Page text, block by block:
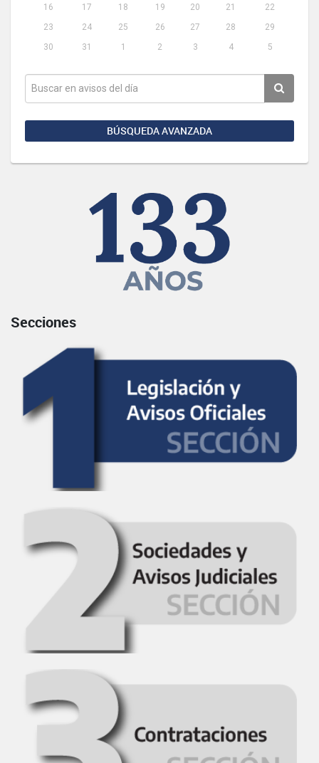
16
17 18 19 20 21
22
23
24 25 26 27 28
29
30
31 1 2 3 4 5
BÚSQUEDA AVANZADA
Secciones